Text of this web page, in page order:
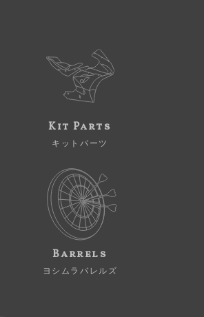
Kit Parts
キットパーツ
Barrels
ヨシムラバレルズ